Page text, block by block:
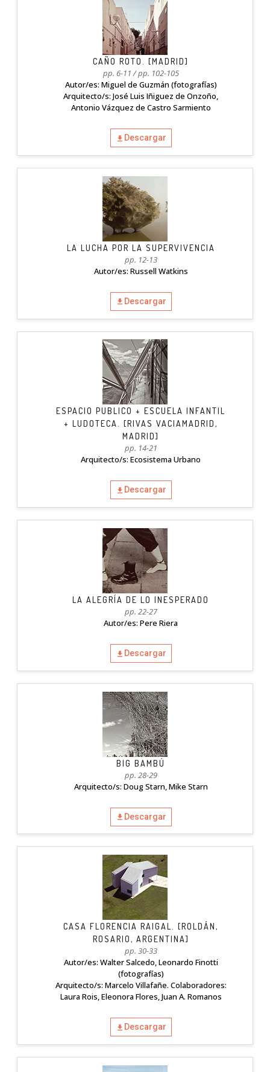
CAÑO ROTO. [MADRID]
pp. 6-11 / pp. 102-105
Autor/es: Miguel de Guzmán (fotografías)
Arquitecto/s: José Luis Iñiguez de Onzoño,
Antonio Vázquez de Castro Sarmiento
Descargar
LA LUCHA POR LA SUPERVIVENCIA
pp. 12-13
Autor/es: Russell Watkins
Descargar
ESPACIO PUBLICO + ESCUELA INFANTIL
+ LUDOTECA. [RIVAS VACIAMADRID,
MADRID]
pp. 14-21
Arquitecto/s: Ecosistema Urbano
Descargar
LA ALEGRÍA DE LO INESPERADO
pp. 22-27
Autor/es: Pere Riera
Descargar
BIG BAMBÚ
pp. 28-29
Arquitecto/s: Doug Starn, Mike Starn
Descargar
CASA FLORENCIA RAIGAL. [ROLDÁN,
ROSARIO, ARGENTINA]
pp. 30-33
Autor/es: Walter Salcedo, Leonardo Finotti
(fotografías)
Arquitecto/s: Marcelo Villafañe. Colaboradores:
Laura Rois, Eleonora Flores, Juan A. Romanos
Descargar